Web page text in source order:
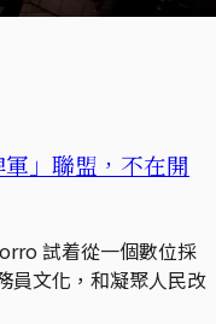
」聯盟，不在開
試着從一個數位採
員文化，和凝聚人民改